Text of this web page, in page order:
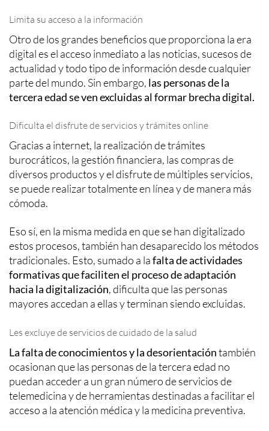
Limita su acceso a la información
Otro de los grandes beneficios que proporciona la era
digital es el acceso inmediato a las noticias, sucesos de
actualidad y todo tipo de información desde cualquier
parte del mundo. Sin embargo, las personas de la
tercera edad se ven excluidas al formar brecha digital.
Dificulta el disfrute de servicios y trámites online
Gracias a internet, la realización de trámites
burocráticos, la gestión financiera, las compras de
diversos productos y el disfrute de múltiples servicios,
se puede realizar totalmente en línea y de manera más
cómoda.
Eso sí, en la misma medida en que se han digitalizado
estos procesos, también han desaparecido los métodos
tradicionales. Esto, sumado a lafalta de actividades
formativas que faciliten el proceso de adaptación
hacia la digitalización, dificulta que las personas
mayores accedan a ellas y terminan siendo excluidas.
Les excluye de servicios de cuidado de la salud
La falta de conocimientos y la desorientacióntambién
ocasionan que las personas de la tercera edad no
puedan acceder a un gran número de servicios de
telemedicina y de herramientas destinadas a facilitar el
acceso a la atención médica y la medicina preventiva.